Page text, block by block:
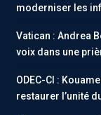
moderniser les
Vatican : Andrea
voix dans une
ODEC-CI :
restaurer l’unité